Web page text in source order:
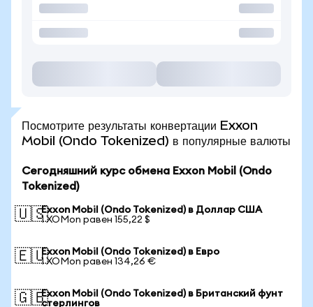
Посмотрите результаты конвертации Exxon
Mobil (Ondo Tokenized) в популярные валюты
Сегодняшний курс обмена Exxon Mobil (Ondo
Tokenized)
🇺🇸Exxon Mobil (Ondo Tokenized) в Доллар США
1 XOMon равен 155,22 $
🇪🇺Exxon Mobil (Ondo Tokenized) в Евро
1 XOMon равен 134,26 €
🇬🇧Exxon Mobil (Ondo Tokenized) в Британский фунт
стерлингов